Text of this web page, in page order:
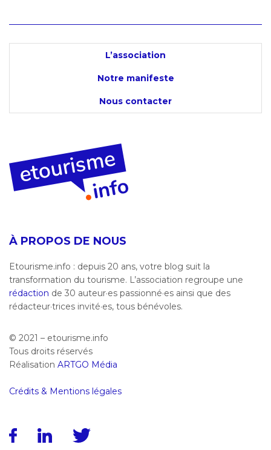
L’association
Notre manifeste
Nous contacter
À PROPOS DE NOUS
Etourisme.info : depuis 20 ans, votre blog suit la
transformation du tourisme. L’association regroupe une
rédaction de 30 auteur·es passionné·es ainsi que des
rédacteur·trices invité·es, tous bénévoles.
© 2021 – etourisme.info
Tous droits réservés
Réalisation ARTGO Média
Crédits & Mentions légales